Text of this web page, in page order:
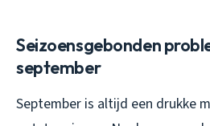
Seizoensgebonden
september
September is altijd een drukke